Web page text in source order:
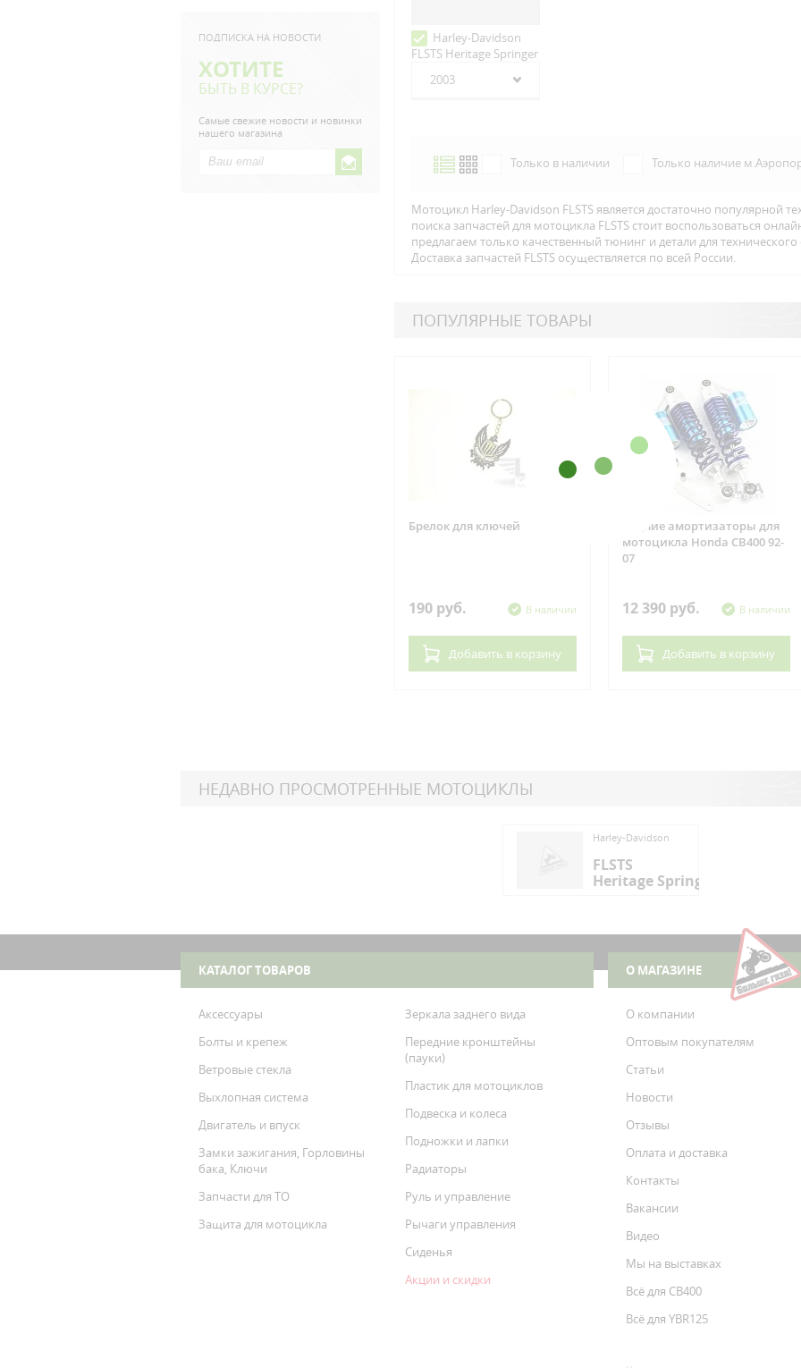
ПОДПИСКА НА НОВОСТИ
ХОТИТЕ
БЫТЬ В КУРСЕ?
Самые свежие новости и новинки
нашего магазина
Harley-Davidson
FLSTS Heritage Springer
2003
Только в наличии Только наличие
Мотоцикл Harley-Davidson FLSTS является достаточно популярной
поиска запчастей для мотоцикла FLSTS стоит воспользоваться
предлагаем только качественный тюнинг и детали для
Доставка запчастей FLSTS осуществляется по всей Росcии.
ПОПУЛЯРНЫЕ ТОВАРЫ
Брелок для ключей
190 руб. В наличии
Добавить в корзину
Задние амортизаторы для
мотоцикла Honda CB400 92-
07
12 390 руб. В наличии
Добавить в корзину
НЕДАВНО ПРОСМОТРЕННЫЕ МОТОЦИКЛЫ
Harley-Davidson
FLSTS
Heritage Springer
FLSTS
КАТАЛОГ ТОВАРОВ
Аксессуары
Болты и крепеж
Ветровые стекла
Выхлопная система
Двигатель и впуск
Замки зажигания, Горловины
бака, Ключи
Запчасти для ТО
Защита для мотоцикла
Зеркала заднего вида
Передние кронштейны
(пауки)
Пластик для мотоциклов
Подвеска и колеса
Подножки и лапки
Радиаторы
Руль и управление
Рычаги управления
Сиденья
Акции и скидки
О МАГАЗИНЕ
О компании
Оптовым покупателям
Статьи
Новости
Отзывы
Оплата и доставка
Контакты
Вакансии
Видео
Мы на выставках
Всё для CB400
Всё для YBR125